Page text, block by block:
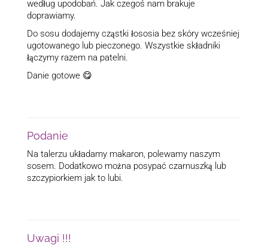
według upodobań. Jak czegoś nam brakuje
doprawiamy.
Do sosu dodajemy cząstki łososia bez skóry wcześniej
ugotowanego lub pieczonego. Wszystkie składniki
łączymy razem na patelni.
Danie gotowe 😋
Podanie
Na talerzu układamy makaron, polewamy naszym
sosem. Dodatkowo można posypać czarnuszką lub
szczypiorkiem jak to lubi.
Uwagi !!!